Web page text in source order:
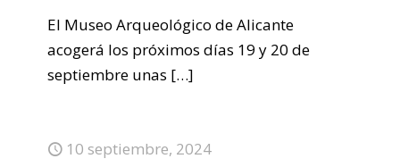
El Museo Arqueológico de Alicante
acogerá los próximos días 19 y 20 de
septiembre unas […]
10 septiembre, 2024